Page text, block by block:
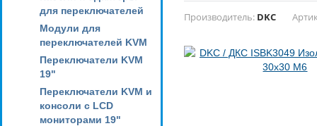
для переключателей
Модули для
переключателей KVM
Переключатели KVM
19"
Переключатели KVM и
консоли с LCD
мониторами 19"
Производитель: DKC